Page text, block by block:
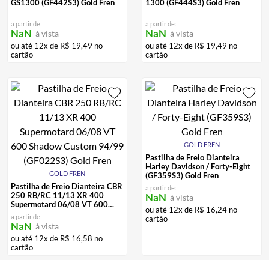
GS1300 (GF442S3) Gold Fren
a partir de:
NaN à vista
ou até 12x de R$ 19,49 no
cartão
1300 (GF444S3) Gold Fren
a partir de:
NaN à vista
ou até 12x de R$ 19,49 no
cartão
GOLD FREN
Pastilha de Freio Dianteira CBR
250 RB/RC 11/13 XR 400
Supermotard 06/08 VT 600
Shadow Custom 94/99
(GF022S3) Gold Fren
a partir de:
NaN à vista
ou até 12x de R$ 16,58 no
cartão
GOLD FREN
Pastilha de Freio Dianteira
Harley Davidson / Forty-Eight
(GF359S3) Gold Fren
a partir de:
NaN à vista
ou até 12x de R$ 16,24 no
cartão